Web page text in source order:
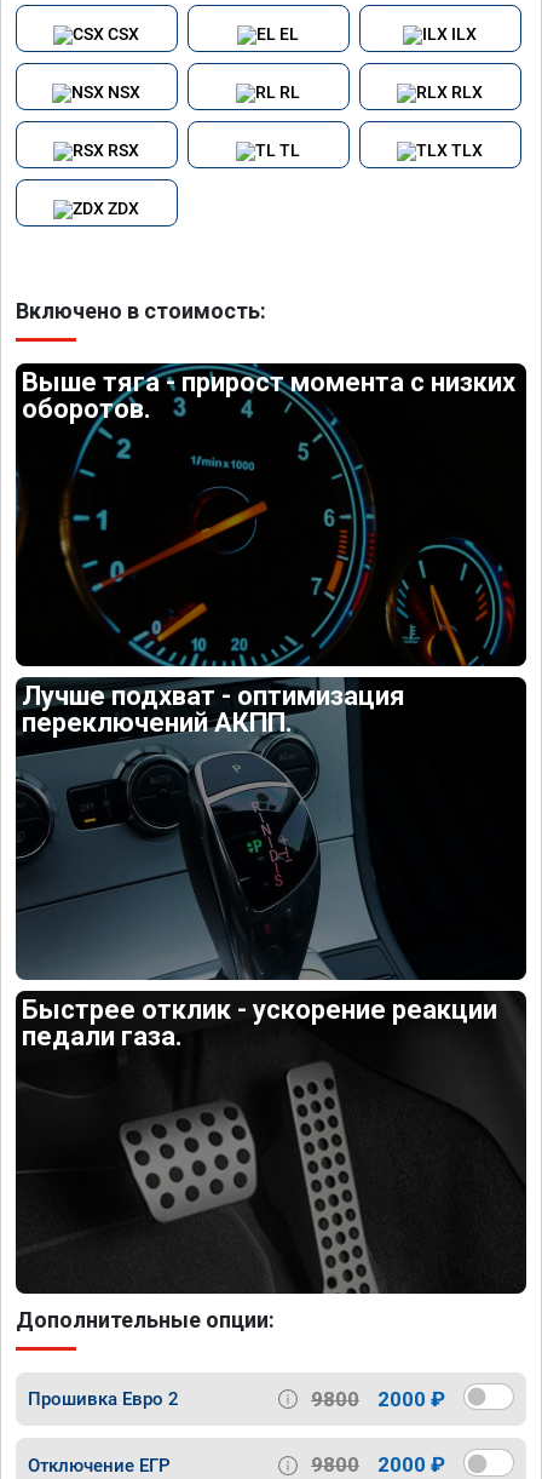
CSX EL ILX
NSX RL RLX
RSX TL TLX
ZDX
Включено в стоимость:
Выше тяга - прирост момента с низких
оборотов.
Лучше подхват - оптимизация
переключений АКПП.
Быстрее отклик - ускорение реакции
педали газа.
Дополнительные опции:
Прошивка Евро 2 9800 2000 ₽
Отключение ЕГР 9800 2000 ₽